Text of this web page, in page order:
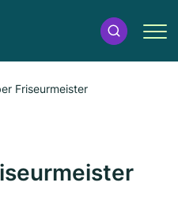
Friseurmeister